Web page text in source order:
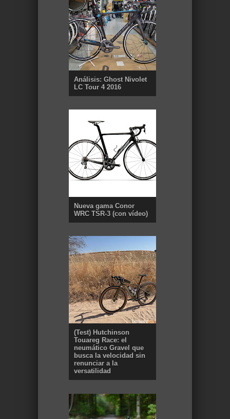
Análisis: Ghost Nivolet
LC Tour 4 2016
Nueva gama Conor
WRC TSR-3 (con vídeo)
(Test) Hutchinson
Touareg Race: el
neumático Gravel que
busca la velocidad sin
renunciar a la
versatilidad